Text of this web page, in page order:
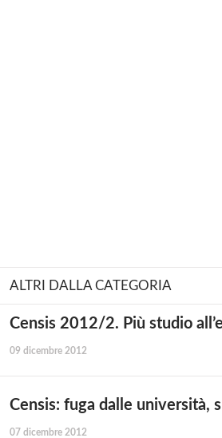
ALTRI DALLA CATEGORIA
Censis 2012/2. Più studio
09 dicembre 2012
Censis: fuga dalle università,
07 dicembre 2012